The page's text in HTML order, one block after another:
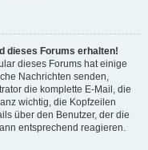
dieses Forums erhalten!
dieses Forums hat einige
Nachrichten senden,
die komplette E-Mail, die
wichtig, die Kopfzeilen
über den Benutzer, der die
entsprechend reagieren.